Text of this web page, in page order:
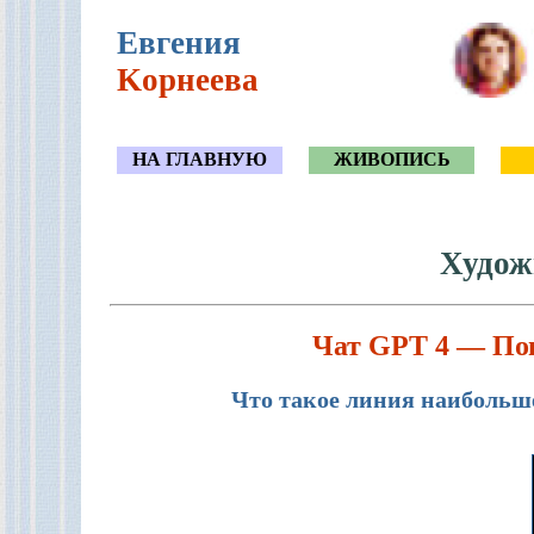
Eвгения
Kорнеева
НА ГЛАВНУЮ ЖИВОПИСЬ
Чат GPT 4 —
Что такое линия